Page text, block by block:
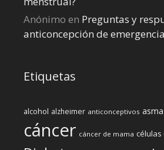
Anónimo en Preguntas y
anticoncepción de emergencia
Etiquetas
alcohol alzheimer anticonceptivos asma
cáncer cáncer de mama